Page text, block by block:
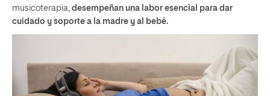
musicoterapia, desempeñan una labor esencial para dar
cuidado y soporte a la madre y al bebé.